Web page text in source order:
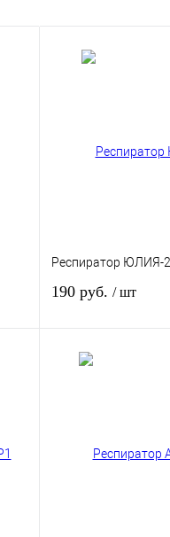
Респиратор ЮЛИЯ-
190 руб. / шт